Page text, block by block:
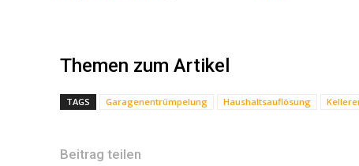
Themen zum Artikel
TAGS Garagenentrümpelung Haushaltsauflösung
Beitrag teilen